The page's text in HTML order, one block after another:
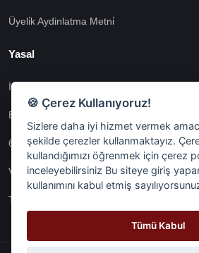
Üyeli̇k Aydinlatma Metni̇
Yasal
İşlem Rehberi̇
Etk İzni̇ Metni̇
6698 Sayili Kvkk Gereği̇nce Veri̇
Veri Sorumlularına Başvuru Formu
Tüm Sözleşmeler
🍪 Çerez Kullanıyoruz!
Sizlere daha iyi hizmet vermek
şekilde çerezler kullanmaktayız.
kullandığımızı öğrenmek için çerez
inceleyebilirsiniz Bu siteye giriş
kullanımını kabul etmiş
Tümü Kabul